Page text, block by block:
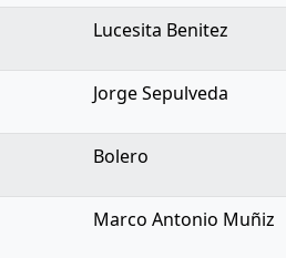
Lucesita Benitez
Jorge Sepulveda
Bolero
Marco Antonio Muñiz